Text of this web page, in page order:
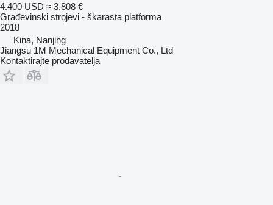
4.400 USD ≈ 3.808 €
Građevinski strojevi - škarasta platforma
2018
Kina, Nanjing
Jiangsu 1M Mechanical Equipment Co., Ltd
Kontaktirajte prodavatelja